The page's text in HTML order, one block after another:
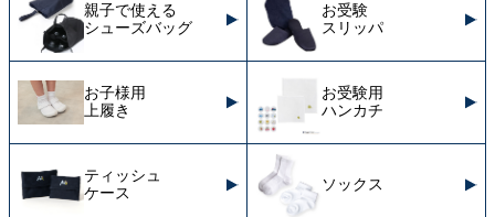
親子で使える
シューズバッグ
お受験
スリッパ
お子様用
上履き
お受験用
ハンカチ
ティッシュ
ケース
ソックス